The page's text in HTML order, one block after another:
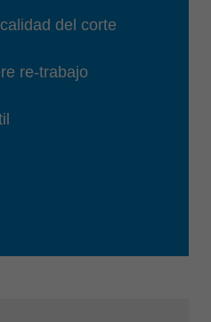
del corte
re-trabajo